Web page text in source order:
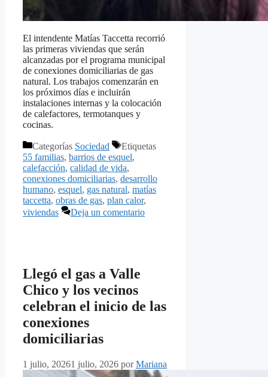
El intendente Matías Taccetta recorrió
las primeras viviendas que serán
alcanzadas por el programa municipal
de conexiones domiciliarias de gas
natural. Los trabajos comenzarán en
los próximos días e incluirán
instalaciones internas y la colocación
de calefactores, termotanques y
cocinas.
Categorías Sociedad
Etiquetas
55 familias, barrios de esquel,
calefacción, calidad de vida,
conexiones domiciliarias, desarrollo
humano, esquel, gas natural, matías
taccetta, obras de gas, plan calor,
viviendas
Deja un comentario
Llegó el gas a Valle
Chico y los vecinos
celebran el inicio de las
conexiones
domiciliarias
1 julio, 20261 julio, 2026 porMariana